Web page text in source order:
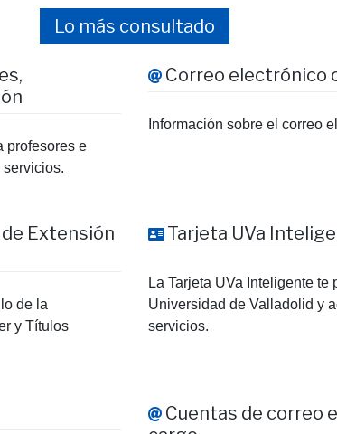
Lo más consultado
profesores e
Correo electrónico
Información sobre el correo
Extensión
de la
y Títulos
Tarjeta UVa
La Tarjeta UVa Inteligente
Universidad de Valladolid y
servicios.
Cuentas de correo